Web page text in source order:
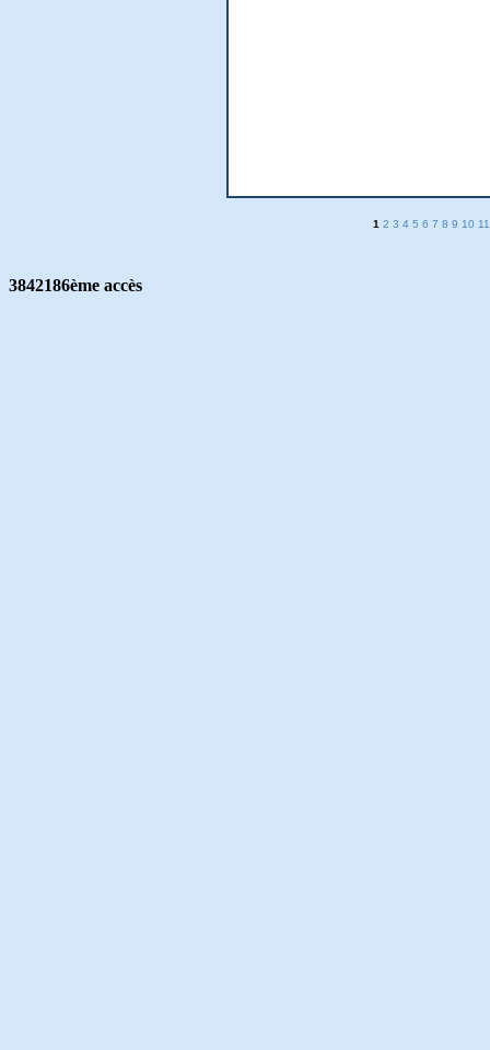
1 2 3 4 5 6 7 8 9 10 11
3842186ème accès